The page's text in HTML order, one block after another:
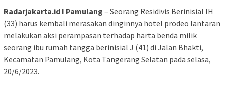
Radarjakarta.id I Pamulang – Seorang Residivis Berinisial IH
(33) harus kembali merasakan dinginnya hotel prodeo lantaran
melakukan aksi perampasan terhadap harta benda milik
seorang ibu rumah tangga berinisial J (41) di Jalan Bhakti,
Kecamatan Pamulang, Kota Tangerang Selatan pada selasa,
20/6/2023.